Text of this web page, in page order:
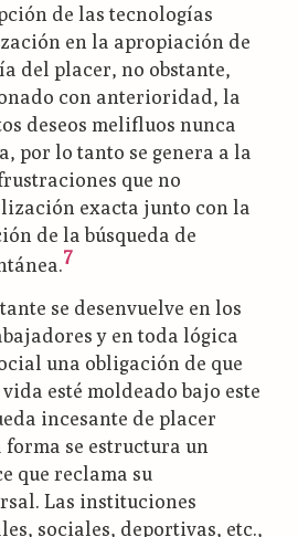
de las tecnologías
en la apropiación de
del placer, no obstante,
con anterioridad, la
deseos melifluos nunca
por lo tanto se genera a la
que no
exacta junto con la
de la búsqueda de
7
se desenvuelve en los
y en toda lógica
una obligación de que
esté moldeado bajo este
incesante de placer
se estructura un
que reclama su
Las instituciones
sociales, deportivas, etc.,